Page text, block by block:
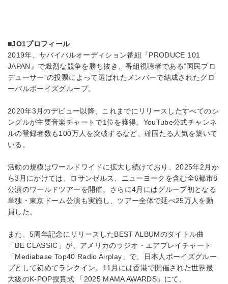
■JO1プロフィール
2019年、サバイバルオーディション番組『PRODUCE 101
JAPAN』で熾烈な競争を勝ち抜き、番組視聴者である“国民プロ
デューサー”の投票によって選ばれたメンバーで結成されたグロ
ーバルボーイズグループ。
2020年3月のデビュー以降、これまでにリリースしたすべてのシ
ングルが主要音楽チャートで1位を獲得。YouTube公式チャンネ
ルの登録者数も100万人を突破するなど、確固たる人気を築いて
いる。
活動の規模はワールドワイドに拡大し続けており、2025年2月か
ら3月にかけては、ロサンゼルス、ニューヨークを含む全6都市8
公演のワールドツアーを開催。さらに4月にはグループ初となる
単独・東京ドーム公演も実施し、ツアー全体で延べ25万人を動
員した。
また、5周年記念にリリースしたBEST ALBUMのタイトル曲
「BE CLASSIC」が、アメリカのラジオ・エアプレイチャート
「Mediabase Top40 Radio Airplay」で、日本人ボーイズグルー
プとして初めてランクイン。11月には香港で開催された世界最
大級のK-POP授賞式 「2025 MAMA AWARDS」にて、